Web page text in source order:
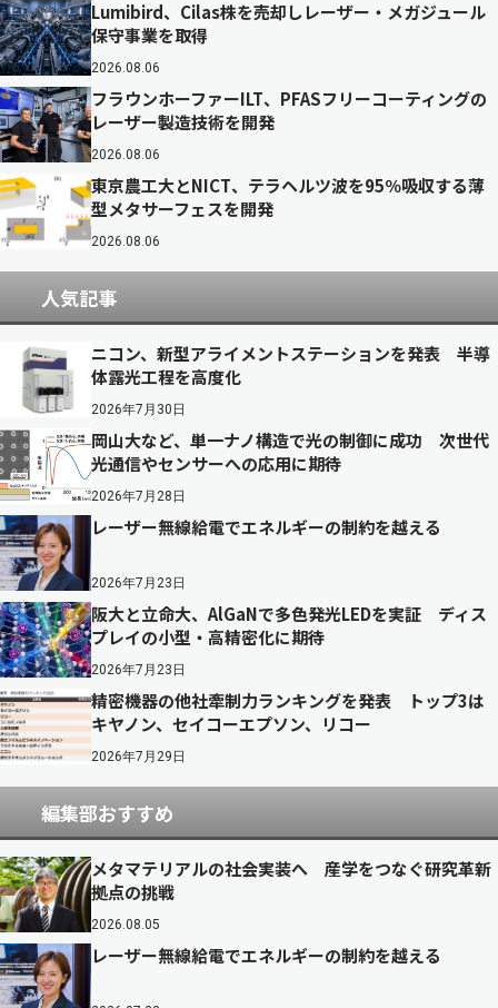
Lumibird、Cilas株を売却しレーザー・メガジュール
保守事業を取得
2026.08.06
フラウンホーファーILT、PFASフリーコーティングの
レーザー製造技術を開発
2026.08.06
東京農工大とNICT、テラヘルツ波を95％吸収する薄
型メタサーフェスを開発
2026.08.06
人気記事
ニコン、新型アライメントステーションを発表 半導
体露光工程を高度化
2026年7月30日
岡山大など、単一ナノ構造で光の制御に成功 次世代
光通信やセンサーへの応用に期待
2026年7月28日
レーザー無線給電でエネルギーの制約を越える
2026年7月23日
阪大と立命大、AlGaNで多色発光LEDを実証 ディス
プレイの小型・高精密化に期待
2026年7月23日
精密機器の他社牽制力ランキングを発表 トップ3は
キヤノン、セイコーエプソン、リコー
2026年7月29日
編集部おすすめ
メタマテリアルの社会実装へ 産学をつなぐ研究革新
拠点の挑戦
2026.08.05
レーザー無線給電でエネルギーの制約を越える